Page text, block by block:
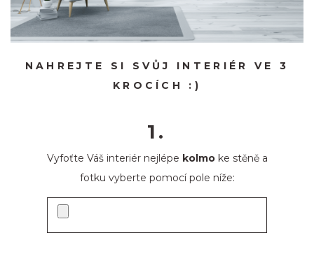
NAHREJTE SI SVŮJ INTERIÉR VE 3
KROCÍCH :)
1.
Vyfoťte Váš interiér nejlépe kolmoke stěně a
fotku vyberte pomocí pole níže: